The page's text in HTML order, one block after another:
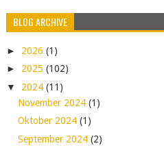
BLOG ARCHIVE
► 2026 (1)
► 2025 (102)
▼ 2024 (11)
November 2024 (1)
Oktober 2024 (1)
September 2024 (2)